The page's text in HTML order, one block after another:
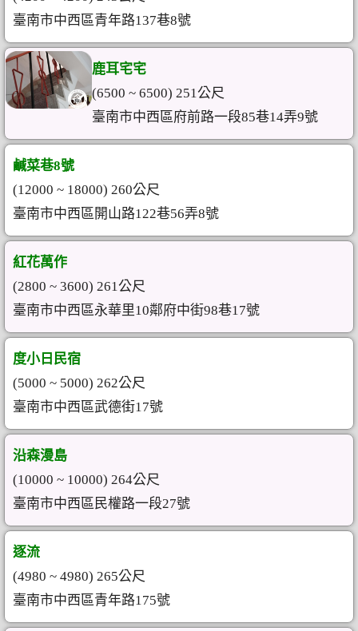
臺南市中西區青年路137巷8號
鹿耳宅宅
(6500 ~ 6500) 251公尺
臺南市中西區府前路一段85巷14弄9號
鹹菜巷8號
(12000 ~ 18000) 260公尺
臺南市中西區開山路122巷56弄8號
紅花萬作
(2800 ~ 3600) 261公尺
臺南市中西區永華里10鄰府中街98巷17號
度小日民宿
(5000 ~ 5000) 262公尺
臺南市中西區武德街17號
沿森漫島
(10000 ~ 10000) 264公尺
臺南市中西區民權路一段27號
逐流
(4980 ~ 4980) 265公尺
臺南市中西區青年路175號